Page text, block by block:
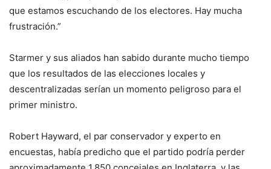
que estamos escuchando de los electores. Hay mucha
frustración.”
Starmer y sus aliados han sabido durante mucho tiempo
que los resultados de las elecciones locales y
descentralizadas serían un momento peligroso para el
primer ministro.
Robert Hayward, el par conservador y experto en
encuestas, había predicho que el partido podría perder